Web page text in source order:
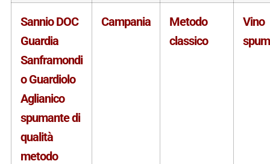
Sannio DOC
Guardia
Sanframondi
o Guardiolo
Aglianico
spumante di
qualità
metodo
Campania
Metodo
classico
Vino